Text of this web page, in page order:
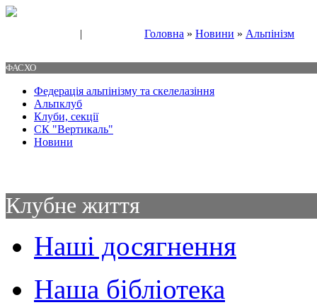
| Головна » Новини » Альпінізм
ФАСХО
Федерація альпінізму та скелелазіння
Альпклуб
Клуби, секції
СК "Вертикаль"
Новини
Клубне життя
Наші досягнення
Наша бібліотека